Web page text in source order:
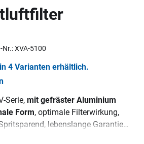
Nr.: XVA-5100
4 Varianten erhältlich.
Serie, mit gefräster Aluminium
Form, optimale Filterwirkung,
lebenslange Garantie
der Filter ist dank des DNA-